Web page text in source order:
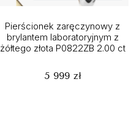
Pierścionek zaręczynowy z
brylantem laboratoryjnym z
żółtego złota P0822ZB 2.00 ct
5 999 zł